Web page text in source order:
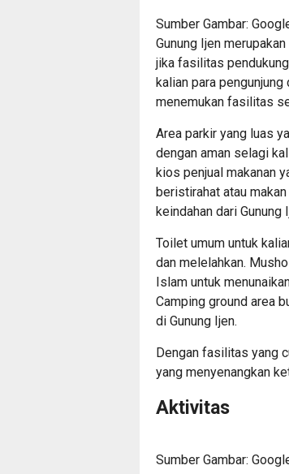
Sumber Gambar:
Gunung Ijen
jika fasilitas
kalian para
menemukan fasilitas
Area parkir yang luas
dengan aman selagi
kios penjual makanan
beristirahat atau
keindahan dari Gunung
Toilet umum untuk
dan melelahkan.
Islam untuk
Camping ground area
di Gunung Ijen.
Dengan fasilitas yang
yang menyenangkan
Aktivitas
Sumber Gambar: